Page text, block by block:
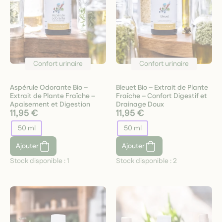
Confort urinaire
Aspérule Odorante Bio –
Extrait de Plante Fraîche –
Apaisement et Digestion
11,95 €
50 ml
Ajouter
Stock disponible :1
Confort urinaire
Bleuet Bio – Extrait de Plante
Fraîche – Confort Digestif et
Drainage Doux
11,95 €
50 ml
Ajouter
Stock disponible : 2